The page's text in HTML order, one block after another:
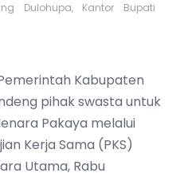
Dulohupa, Kantor Bupati
Kabupaten
pihak swasta untuk
Pakaya melalui
Kerja Sama (PKS)
Utama, Rabu